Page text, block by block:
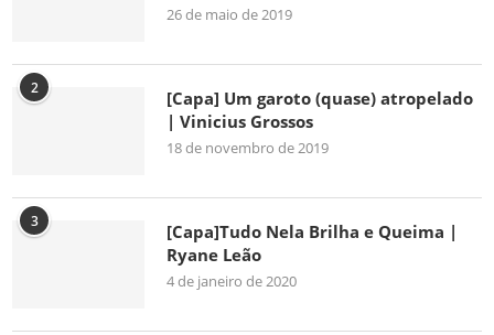
26 de maio de 2019
2
[Capa] Um garoto (quase) atropelado
| Vinicius Grossos
18 de novembro de 2019
3
[Capa]Tudo Nela Brilha e Queima |
Ryane Leão
4 de janeiro de 2020